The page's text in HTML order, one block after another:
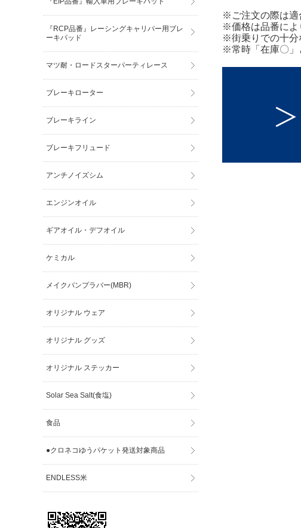
※ご注文の際は適
※価格は品番によ
※街乗りでの十分
※常時「在庫〇」
『RCP品番』レーシングキャリパー用ブレ
ーキパッド
マツ耐・ロードスターパーティレース
ブレーキローター
ブレーキライン
ブレーキフリュード
アンチノイズシム
エンジンオイル
ギアオイル・デフオイル
ケミカル
メイクバンプラバー(MBR)
オリジナル ウェア
オリジナル グッズ
オリジナル ステッカー
Solar Sea Salt(食塩)
食品
●クロネコゆうパケット発送対象商品
ENDLESS米